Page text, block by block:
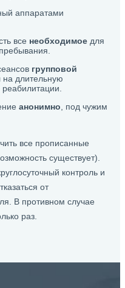
аппаратами
все необходимое для
групповой
на длительную
анонимно , под чужим
все прописанные
существует).
контроль и
от
В противном случае
раз.